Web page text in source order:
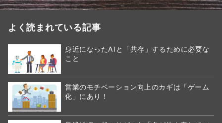
よく読まれている記事
身近になったAIと「共存」するために必要な
こと
営業のモチベーション向上のカギは「ゲーム
化」にあり！